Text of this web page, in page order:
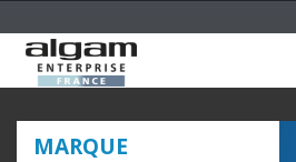
MARQUE